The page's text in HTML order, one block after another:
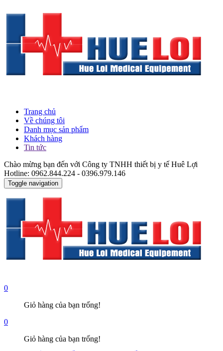
Trang chủ
Về chúng tôi
Danh mục sản phẩm
Khách hàng
Tin tức
Chào mừng bạn đến với Công ty TNHH thiết bị y tế Huê Lợi
Hotline: 0962.844.224 - 0396.979.146
Toggle navigation
0
Giỏ hàng của bạn trống!
0
Giỏ hàng của bạn trống!